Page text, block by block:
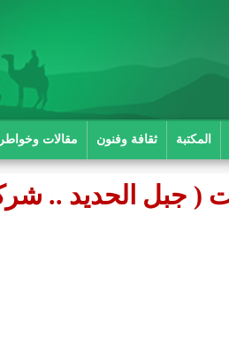
المكتبة ثقافة وفنون مقالات وخواطر
( جبل الحديد ..